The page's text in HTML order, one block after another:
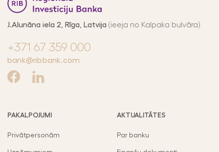
J.Alunāna iela 2, Rīga, Latvija (ieeja no Kalpaka bulvāra)
+371 67 359 000
bank@ribbank.com
PAKALPOJUMI
Privātpersonām
AKTUALITĀTES
Par banku